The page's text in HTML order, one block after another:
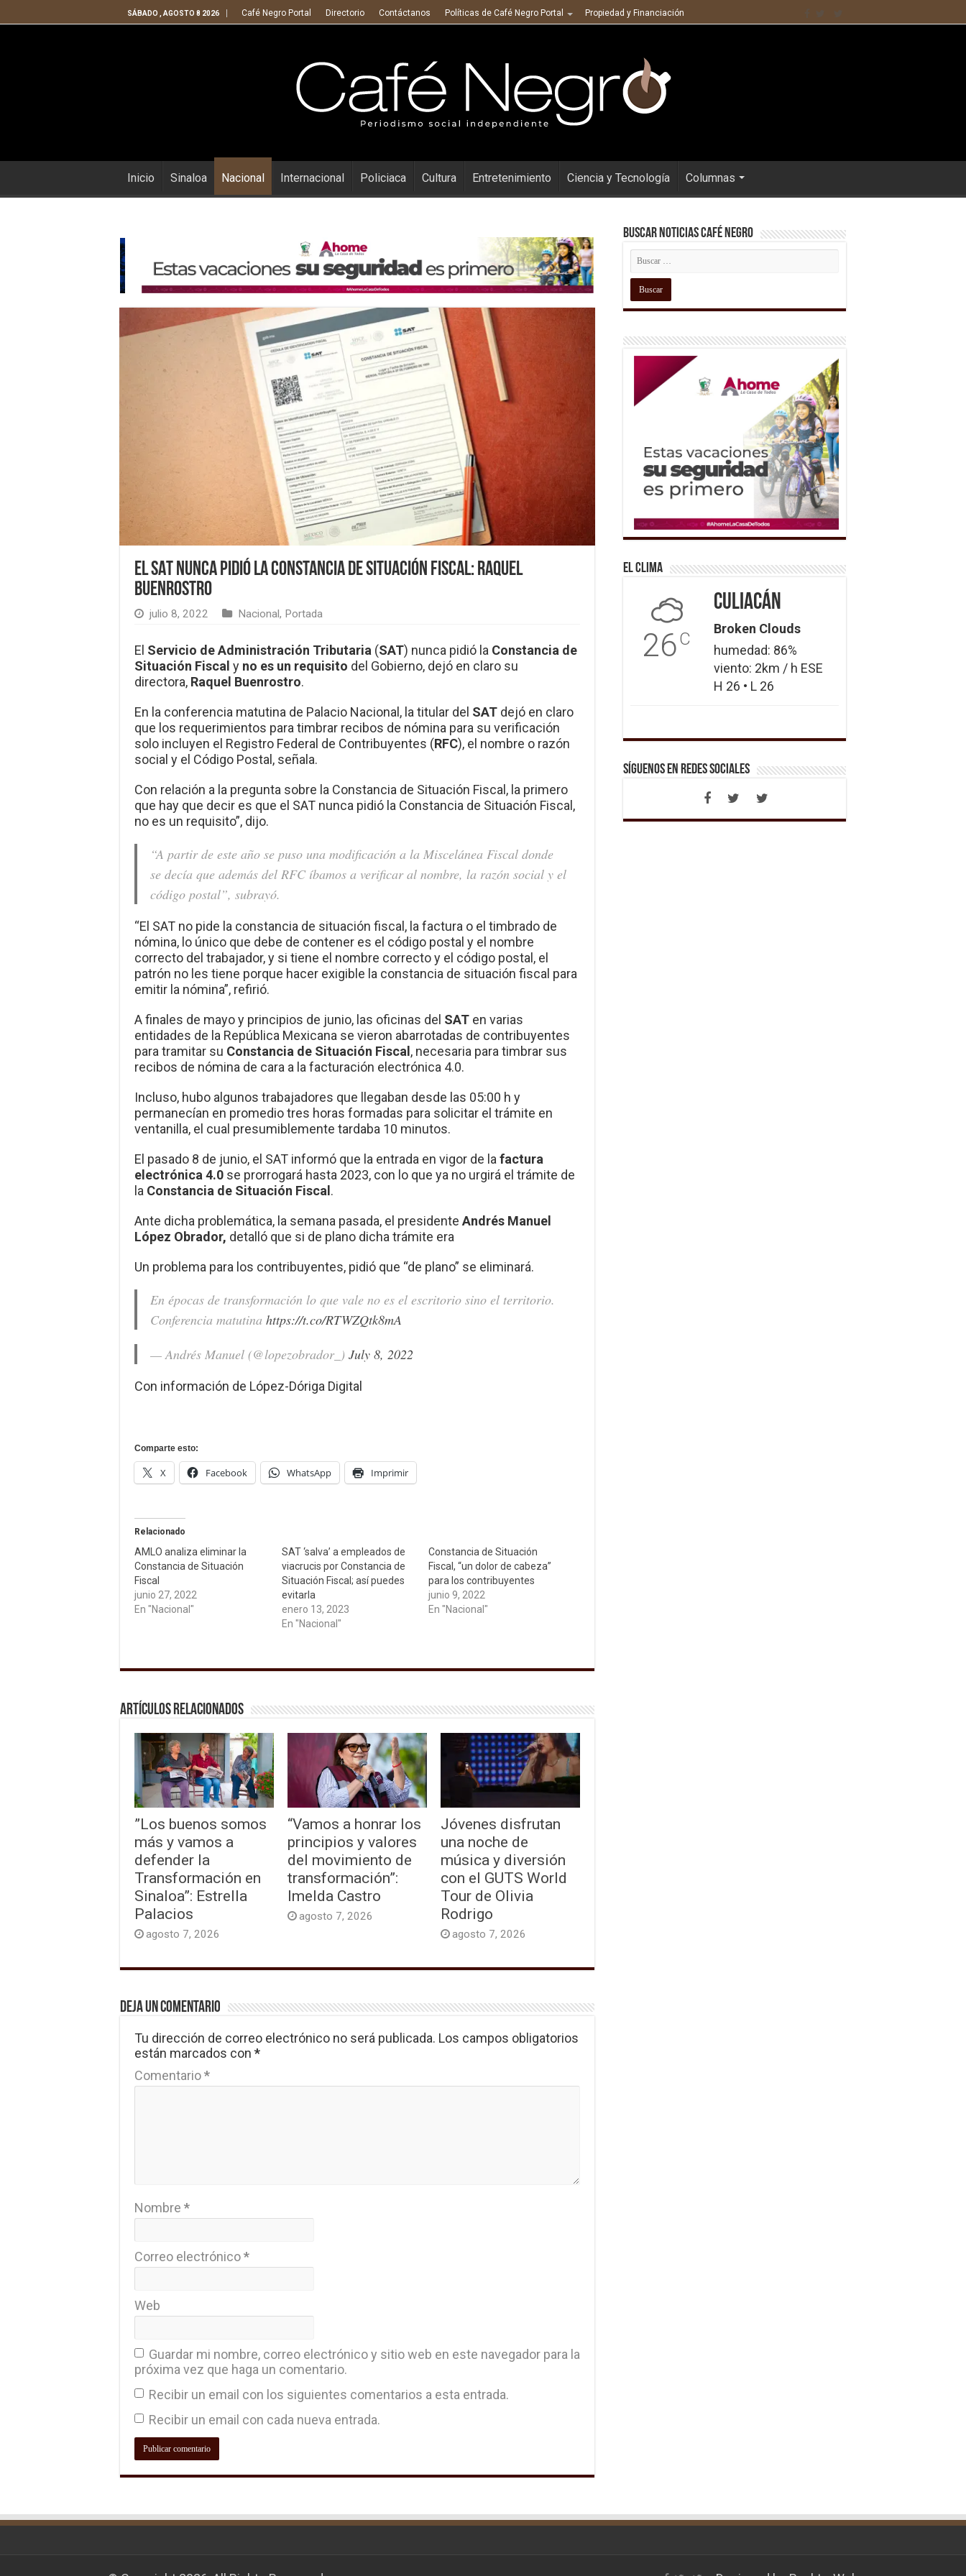
SÁBADO , AGOSTO 8 2026 Café Negro Portal Directorio Contáctanos Políticas de Café Negro Portal Propiedad y Financiación
Inicio Sinaloa Nacional Internacional Policiaca Cultura Entretenimiento Ciencia y Tecnología Columnas
El SAT nunca pidió la Constancia de Situación Fiscal: Raquel
Buenrostro
julio 8, 2022 Nacional, Portada
El Servicio de Administración Tributaria (SAT) nunca pidió la Constancia de
Situación Fiscal y no es un requisito del Gobierno, dejó en claro su
directora, Raquel Buenrostro.
En la conferencia matutina de Palacio Nacional, la titular del SAT dejó en claro
que los requerimientos para timbrar recibos de nómina para su verificación
solo incluyen el Registro Federal de Contribuyentes (RFC), el nombre o razón
social y el Código Postal, señala.
Con relación a la pregunta sobre la Constancia de Situación Fiscal, la primero
que hay que decir es que el SAT nunca pidió la Constancia de Situación Fiscal,
no es un requisito”, dijo.
“A partir de este año se puso una modificación a la Miscelánea Fiscal donde
se decía que además del RFC íbamos a verificar al nombre, la razón social y el
código postal”, subrayó.
“El SAT no pide la constancia de situación fiscal, la factura o el timbrado de
nómina, lo único que debe de contener es el código postal y el nombre
correcto del trabajador, y si tiene el nombre correcto y el código postal, el
patrón no les tiene porque hacer exigible la constancia de situación fiscal para
emitir la nómina”, refirió.
A finales de mayo y principios de junio, las oficinas del SAT en varias
entidades de la República Mexicana se vieron abarrotadas de contribuyentes
para tramitar su Constancia de Situación Fiscal , necesaria para timbrar sus
recibos de nómina de cara a la facturación electrónica 4.0.
Incluso, hubo algunos trabajadores que llegaban desde las 05:00 h y
permanecían en promedio tres horas formadas para solicitar el trámite en
ventanilla, el cual presumiblemente tardaba 10 minutos.
El pasado 8 de junio, el SAT informó que la entrada en vigor de la factura
electrónica 4.0 se prorrogará hasta 2023, con lo que ya no urgirá el trámite de
la Constancia de Situación Fiscal .
Ante dicha problemática, la semana pasada, el presidente Andrés Manuel
López Obrador, detalló que si de plano dicha trámite era
Un problema para los contribuyentes, pidió que “de plano” se eliminará.
En épocas de transformación lo que vale no es el escritorio sino el territorio.
Conferencia matutina https://t.co/RTWZQtk8mA
— Andrés Manuel (@lopezobrador_) July 8, 2022
Con información de López-Dóriga Digital
Comparte esto:
X Facebook WhatsApp Imprimir
Relacionado
AMLO analiza eliminar la
Constancia de Situación
Fiscal
junio 27, 2022
En "Nacional"
SAT ‘salva’ a empleados de
viacrucis por Constancia de
Situación Fiscal; así puedes
evitarla
enero 13, 2023
En "Nacional"
Constancia de Situación
Fiscal, “un dolor de cabeza”
para los contribuyentes
junio 9, 2022
En "Nacional"
Artículos relacionados
”Los buenos somos
más y vamos a
defender la
Transformación en
Sinaloa”: Estrella
Palacios
agosto 7, 2026
“Vamos a honrar los
principios y valores
del movimiento de
transformación”:
Imelda Castro
agosto 7, 2026
Jóvenes disfrutan
una noche de
música y diversión
con el GUTS World
Tour de Olivia
Rodrigo
agosto 7, 2026
Deja un comentario
Tu dirección de correo electrónico no será publicada. Los campos obligatorios
están marcados con *
Comentario*
Nombre *
Correo electrónico*
Web
Guardar mi nombre, correo electrónico y sitio web en este navegador para la
próxima vez que haga un comentario.
Recibir un email con los siguientes comentarios a esta entrada.
Recibir un email con cada nueva entrada.
Buscar Noticias Café Negro
El Clima
26C
Culiacán
Broken Clouds
humedad: 86%
viento: 2km / h ESE
H 26 • L 26
Síguenos en Redes Sociales